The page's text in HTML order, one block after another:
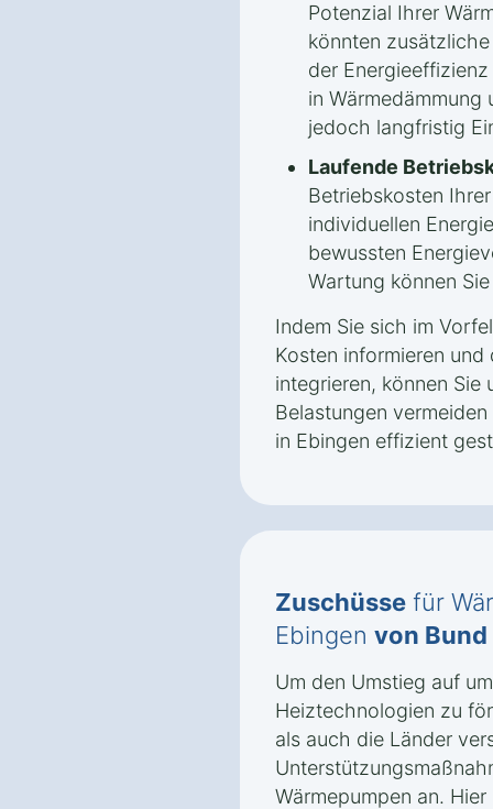
Potenzial Ihrer
könnten
der
in Wärmedämmung
jedoch langfristig
Laufende
Betriebskosten
individuellen
bewussten
Wartung können
Indem Sie sich im
Kosten informieren und
integrieren, können Sie
Belastungen
in Ebingen effizient
Zuschüsse für
Ebingen von
Um den Umstieg auf
Heiztechnologien zu
als auch die Länder
Wärmepumpen an.